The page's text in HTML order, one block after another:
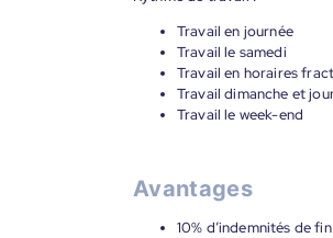
Travail en journée
Travail le samedi
Travail en horaires
Travail dimanche et
Travail le week-end
Avantages
10% d’indemnités de